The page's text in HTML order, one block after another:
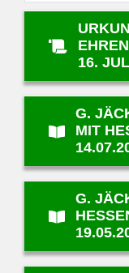
16.
G.
MIT
G.